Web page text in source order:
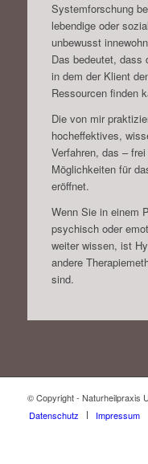
Systemforschung
lebendige oder
unbewusst
Das bedeutet, dass
in dem der Klient
Ressourcen finden
Die von mir
hocheffektives,
Verfahren, das –
Möglichkeiten für
eröffnet.
Wenn Sie in einem
psychisch oder
weiter wissen, ist
andere
sind.
© Copyright - Naturheilpraxis
Datenschutz
Impressum